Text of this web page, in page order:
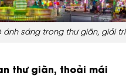
ánh sáng trong thư giãn, giải trí
thư giãn, thoải mái